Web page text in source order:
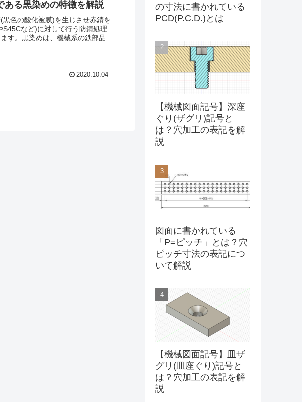
ある黒染めの特徴を解説
色の酸化被膜)を生じさせ赤錆を
など)に対して行う防錆処理
す。黒染めは、機械系の鉄部品
2020.10.04
の寸法に書かれている
PCD(P.C.D.)とは
【機械図面記号】深座
ぐり(ザグリ)記号と
は？穴加工の表記を解
説
図面に書かれている
「P=ピッチ」とは？穴
ピッチ寸法の表記につ
いて解説
【機械図面記号】皿ザ
グリ(皿座ぐり)記号と
は？穴加工の表記を解
説